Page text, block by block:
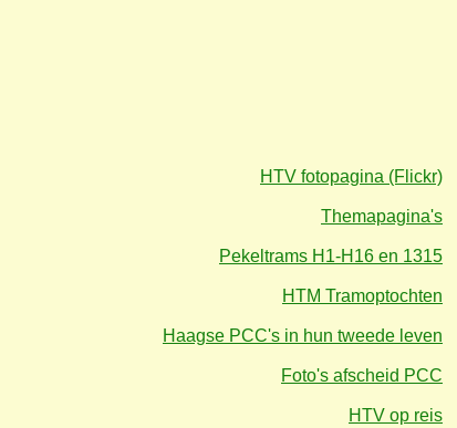
HTV fotopagina (Flickr)
Themapagina's
Pekeltrams H1-H16 en 1315
HTM Tramoptochten
Haagse PCC's in hun tweede leven
Foto's afscheid PCC
HTV op reis